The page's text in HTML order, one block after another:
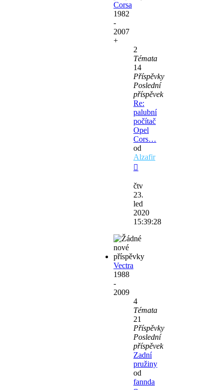
Corsa
1982
-
2007
+
2
Témata
14
Příspěvky
Poslední
příspěvek
Re:
palubní
počítač
Opel
Cors…
od
Alzafir
poslední
příspěvek
čtv
23.
led
2020
15:39:28
Vectra
1988
-
2009
4
Témata
21
Příspěvky
Poslední
příspěvek
Zadní
pružiny
od
fannda